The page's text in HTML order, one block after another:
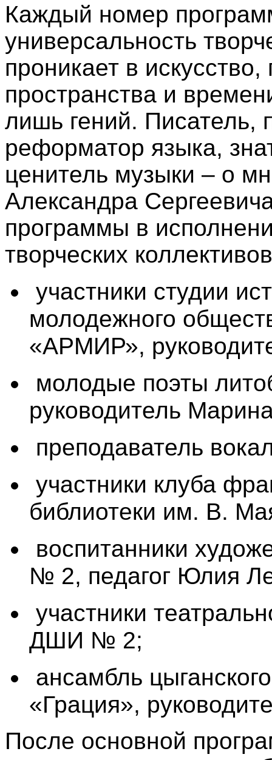
Каждый номер
универсальность
проникает в
пространства и
лишь гений. Писатель,
реформатор языка,
ценитель музыки – о
Александра
программы в
творческих
участники студии
молодежного
«АРМИР»,
молодые поэты
руководитель
преподаватель
участники клуба
библиотеки им. В.
воспитанники
№ 2, педагог Юлия
участники
ДШИ № 2;
ансамбль
«Грация»,
После основной